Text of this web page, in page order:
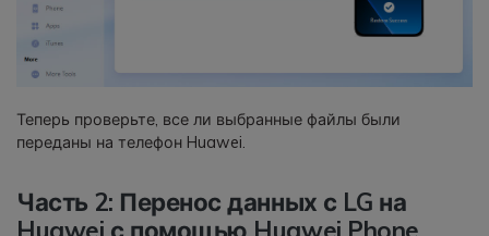
Теперь проверьте, все ли выбранные файлы были
переданы на телефон Huawei.
Часть 2: Перенос данных с LG на